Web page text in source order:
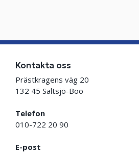
Kontakta oss
Prästkragens väg 20
132 45 Saltsjö-Boo
Telefon
010-722 20 90
E-post